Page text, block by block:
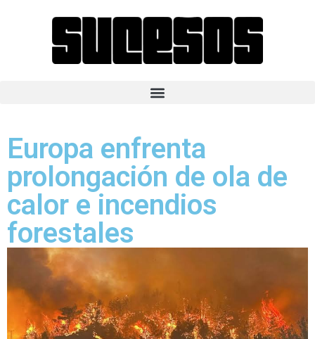
Europa enfrenta
prolongación de ola de
calor e incendios
forestales